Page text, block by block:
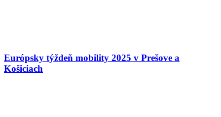
Európsky týždeň mobility 2025 v Prešove a
Košiciach